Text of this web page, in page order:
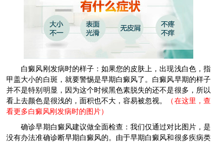
白癜风刚发病时的样子：如果您的皮肤上，出现浅白色，指
甲盖大小的白斑，就要警惕是早期白癜风了。白癜风早期的样子
并不是特别明显，因为这个时候黑色素脱失的还不是很多，所以
看上去颜色是很浅的，面积也不大，容易被忽视。
（在这里，查
看更多白癜风刚发病时的图片）
确诊早期白癜风建议做全面检查：我们仅通过对比图片，是
没有办法准确诊断早期白癜风的。由于早期白癜风和很多疾病类